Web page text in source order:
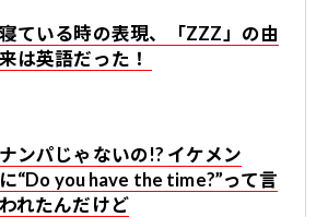
寝ている時の表現、「ZZZ」の由
来は英語だった！
ナンパじゃないの!? イケメン
に“Do you have the time?”って言
われたんだけど